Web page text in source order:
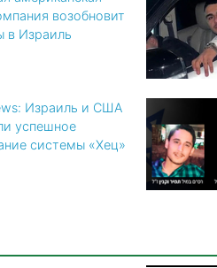
возобновит
в Израиль
Израиль и США
успешное
системы «Хец»